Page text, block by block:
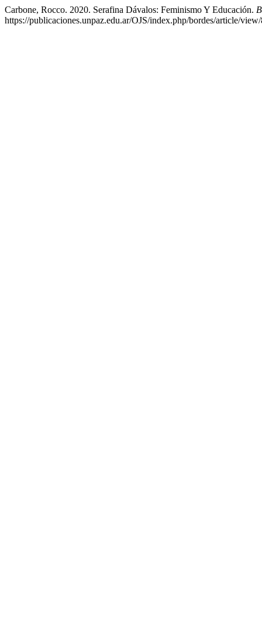
Carbone, Rocco. 2020. Serafina Dávalos: Feminismo Y Educación.
https://publicaciones.unpaz.edu.ar/OJS/index.php/bordes/article/